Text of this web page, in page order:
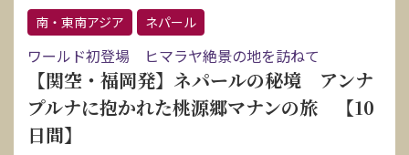
南・東南アジア
ネパール
ワールド初登場 ヒマラヤ絶景の地を訪ねて
【関空・福岡発】ネパールの秘境 アンナ
プルナに抱かれた桃源郷マナンの旅 【10
日間】